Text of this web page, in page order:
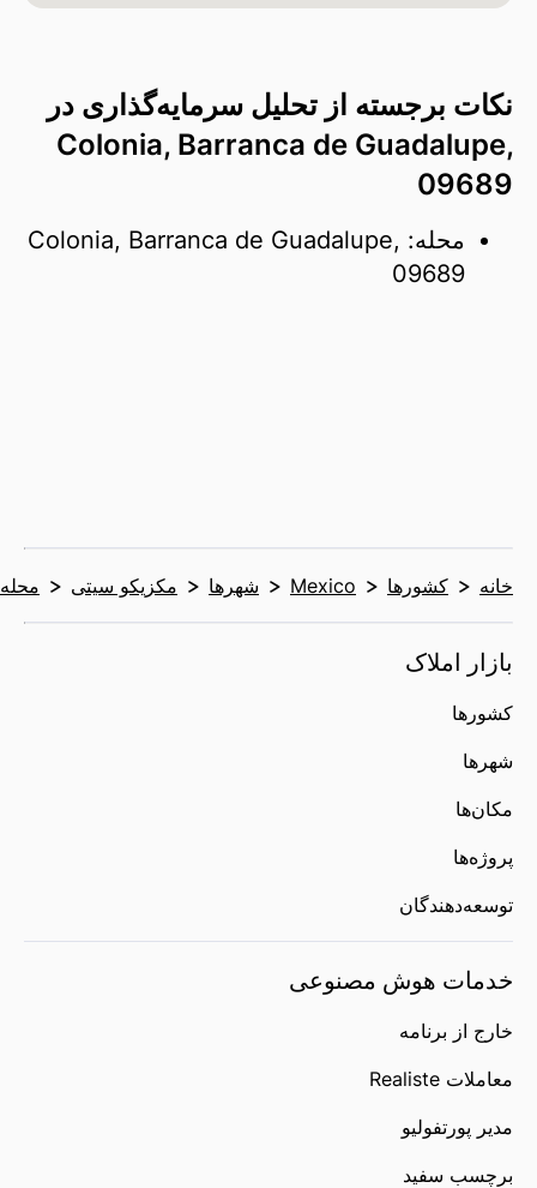
نکات برجسته از تحلیل سرمایه‌گذاری در
Colonia, Barranca de Guadalupe,
09689
محله: Colonia, Barranca de Guadalupe,
09689
خانه کشورها Mexico شهرها مکزیکو سیتی
بازار املاک
کشورها
شهرها
مکان‌ها
پروژه‌ها
توسعه‌دهندگان
خدمات هوش مصنوعی
خارج از برنامه
معاملات Realiste
مدیر پورتفولیو
برچسب سفید